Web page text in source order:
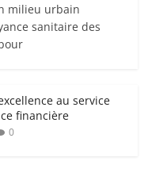
milieu urbain
sanitaire des
au service
financière
0